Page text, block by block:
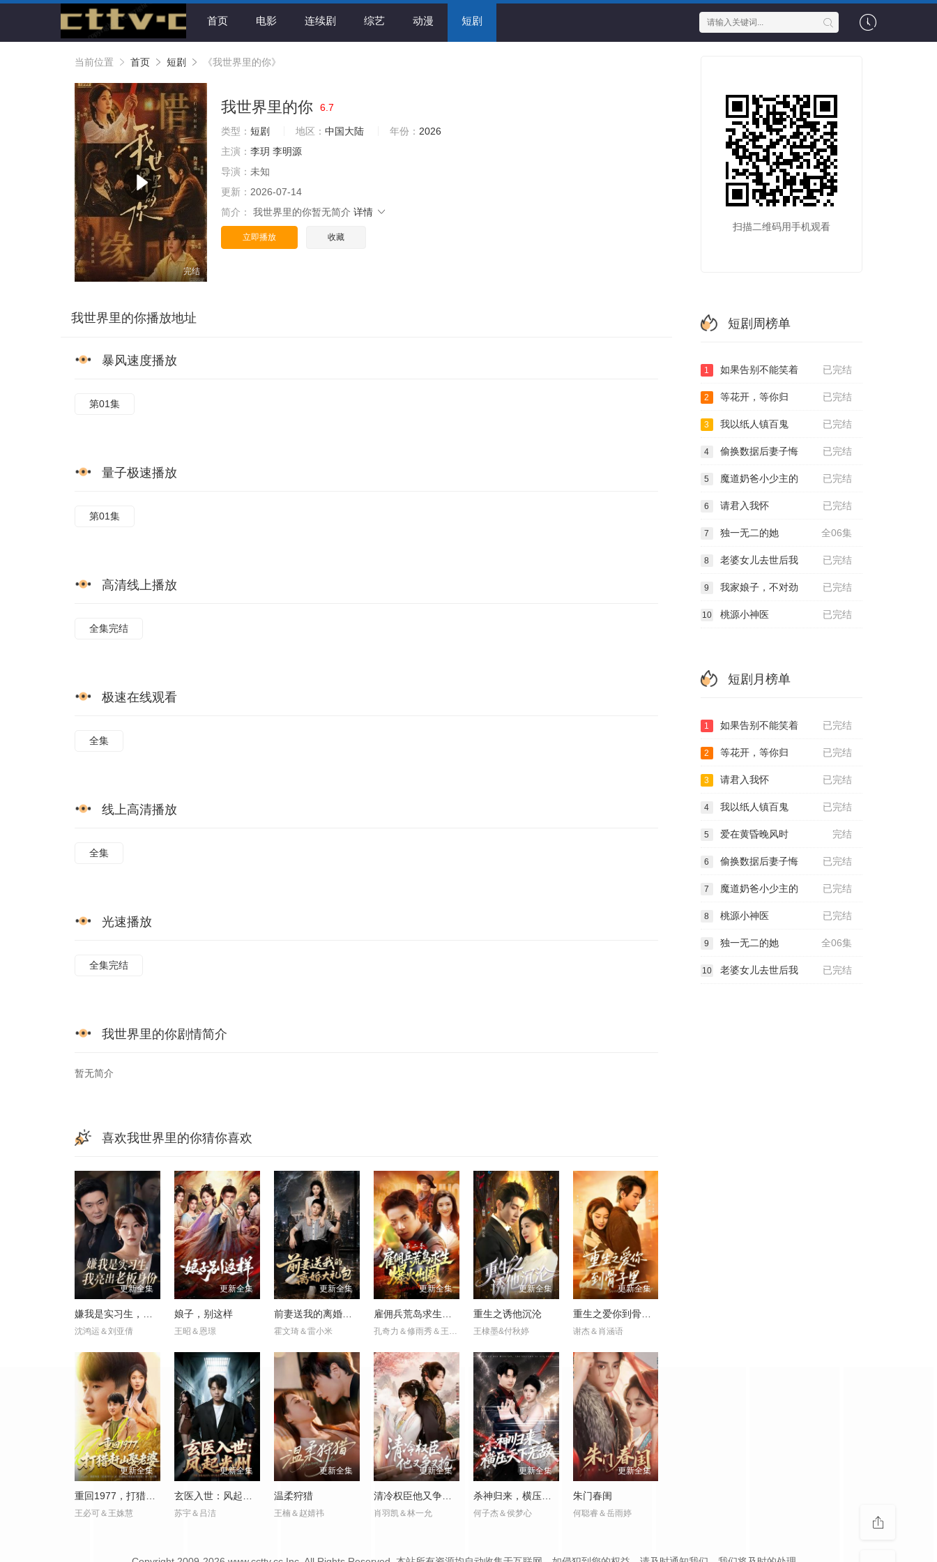
首页 电影 连续剧 综艺 动漫 短剧
当前位置 首页 短剧 《我世界里的你》
完结
我世界里的你 6.7
类型： 短剧 地区： 中国大陆 年份： 2026
主演： 李玥 李明源
导演： 未知
更新： 2026-07-14
简介：
我世界里的你暂无简介 详情
立即播放 收藏
我世界里的你播放地址
暴风速度播放
第01集
量子极速播放
第01集
高清线上播放
全集完结
极速在线观看
全集
线上高清播放
全集
光速播放
全集完结
我世界里的你剧情简介
暂无简介
喜欢我世界里的你猜你喜欢
更新全集
嫌我是实习生，我亮出老板身份
沈鸿运＆刘亚倩
更新全集
娘子，别这样
王昭＆恩璟
更新全集
前妻送我的离婚大礼包
霍文琦＆雷小米
更新全集
雇佣兵荒岛求生爆火出圈第二季
孔奇力＆修雨秀＆王锦茵
更新全集
重生之诱他沉沦
王棣墨&付秋婷
更新全集
重生之爱你到骨子里
谢杰＆肖涵语
更新全集
王必可＆王姝慧
更新全集
苏宇＆吕洁
更新全集
温柔狩猎
王楠＆赵婧祎
更新全集
清冷权臣他又争又抢
肖羽凯＆林一允
更新全集
杀神归来，横压天下无敌
何子杰＆侯梦心
更新全集
朱门春闺
何聪睿＆岳雨婷
扫描二维码用手机观看
短剧周榜单
已完结
1 如果告别不能笑着
已完结
2 等花开，等你归
已完结
3 我以纸人镇百鬼
已完结
4 偷换数据后妻子悔
已完结
5 魔道奶爸小少主的
已完结
6 请君入我怀
全06集
7 独一无二的她
已完结
8 老婆女儿去世后我
已完结
9 我家娘子，不对劲
已完结
10 桃源小神医
短剧月榜单
已完结
1 如果告别不能笑着
已完结
2 等花开，等你归
已完结
3 请君入我怀
已完结
4 我以纸人镇百鬼
完结
5 爱在黄昏晚风时
已完结
6 偷换数据后妻子悔
已完结
7 魔道奶爸小少主的
已完结
8 桃源小神医
全06集
9 独一无二的她
已完结
10 老婆女儿去世后我